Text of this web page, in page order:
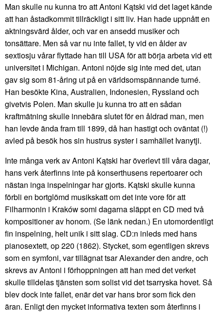
Man skulle nu kunna tro att Antoni Kątski vid det laget kände
att han åstadkommit tillräckligt i sitt liv. Han hade uppnått en
aktningsvärd ålder, och var en ansedd musiker och
tonsättare. Men så var nu inte fallet, ty vid en ålder av
sextiosju vårar flyttade han till USA för att börja arbeta vid ett
universitet i Michigan. Antoni nöjde sig inte med det, utan
gav sig som 81-åring ut på en världsomspännande turné.
Han besökte Kina, Australien, Indonesien, Ryssland och
givetvis Polen. Man skulle ju kunna tro att en sådan
kraftmätning skulle innebära slutet för en åldrad man, men
han levde ända fram till 1899, då han hastigt och oväntat (!)
avled på besök hos sin hustrus syster i samhället Ivanytji.
Inte många verk av Antoni Kątski har överlevt till våra dagar,
hans verk återfinns inte på konserthusens repertoarer och
nästan inga inspelningar har gjorts. Kątski skulle kunna
förbli en bortglömd musikskatt om det inte vore för att
Filharmonin i Kraków somi dagarna släppt en CD med två
kompositioner av honom. (Se länk nedan.) En utomordentligt
fin inspelning, helt unik i sitt slag. CD:n inleds med hans
pianosextett, op 220 (1862). Stycket, som egentligen skrevs
som en symfoni, var tillägnat tsar Alexander den andre, och
skrevs av Antoni i förhoppningen att han med det verket
skulle tilldelas tjänsten som solist vid det tsarryska hovet. Så
blev dock inte fallet, enär det var hans bror som fick den
äran. Enligt den mycket informativa texten som återfinns i